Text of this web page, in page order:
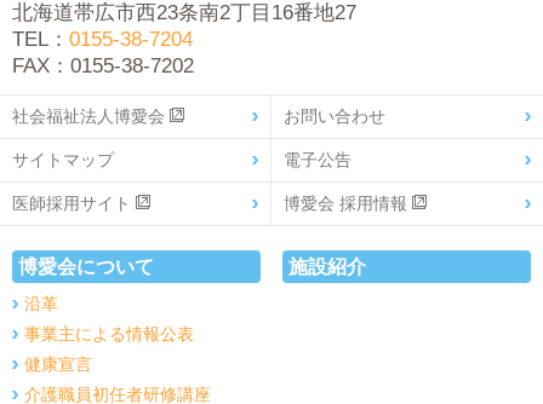
北海道帯広市西23条南2丁目16番地27
TEL： 0155-38-7204
FAX：0155-38-7202
社会福祉法人博愛会 お問い合わせ
サイトマップ 電子公告
医師採用サイト 博愛会 採用情報
博愛会について
沿革
事業主による情報公表
健康宣言
介護職員初任者研修講座
施設紹介